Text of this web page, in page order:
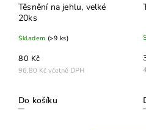
Těsnění na jehlu, velké
20ks
Skladem (>9 ks)
96,80 Kč včetně DPH
80 Kč
Do košíku